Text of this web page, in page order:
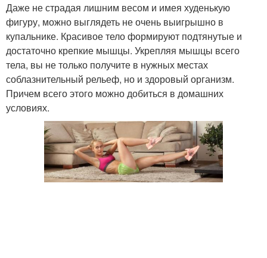
Даже не страдая лишним весом и имея худенькую
фигуру, можно выглядеть не очень выигрышно в
купальнике. Красивое тело формируют подтянутые и
достаточно крепкие мышцы. Укрепляя мышцы всего
тела, вы не только получите в нужных местах
соблазнительный рельеф, но и здоровый организм.
Причем всего этого можно добиться в домашних
условиях.